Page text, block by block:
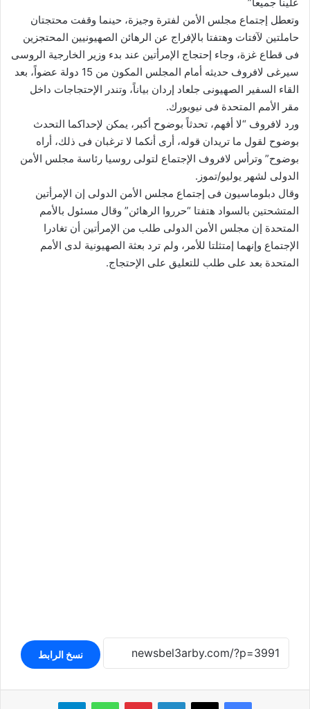
وتعطل إجتماع مجلس الأمن لفترة وجيزة، حينما وقفت محتجتان
حاملتين لآفتات وهتفتا بالإفراج عن الرهائن الصهيونيين المحتجزين
فى قطاع غزة، وجاء إحتجاج الإمرأتين عند بدء وزير الخارجية الروسى
سيرغى لافروف حديثه أمام المجلس المكون من 15 دولة عضواً، بعد
القاء السفير الصهيونى جلعاد إردان بياناً، وتندر الإحتجاجات داخل
مقر الأمم المتحدة فى نيويورك.
ورد لافروف “لا أفهم، تحدثاً بوضوح أكبر، يمكن لإحداكما التحدث
بوضوح لقول ما تريدان قوله، أرى أنكما لا ترغبان فى ذلك، أراه
بوضوح” وترأس لافروف الإجتماع لتولى روسيا رئاسة مجلس الأمن
الدولى لشهر يوليو/تموز.
وقال دبلوماسيون فى إجتماع مجلس الأمن الدولى إن الإمرأتين
المتشحتين بالسواد هتفتا “حرروا الرهائن” وقال مسئول بالأمم
المتحدة إن مجلس الأمن الدولى طلب من الإمرأتين أن تغادرا
الإجتماع وإنهما إمتثلتا للأمر، ولم ترد بعثة الصهيونية لدى الأمم
المتحدة بعد على طلب للتعليق على الإحتجاج.
نسخ الرابط
لينكدإن بينتيريستواتساب تيلقرام